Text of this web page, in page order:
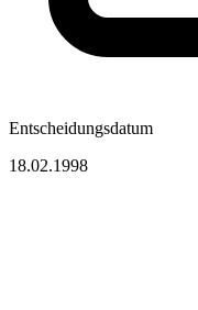
Entscheidungsdatum
18.02.1998